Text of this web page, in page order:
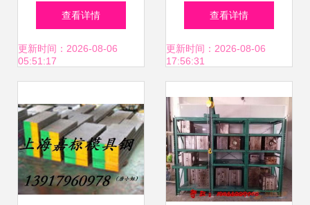
价格与批发市场及
塑料模具关联分析
查看详情
更新时间：2026-08-06
05:51:17
金三防手机塑料外
壳成型 一站式服务
查看详情
更新时间：2026-08-06
17:56:31